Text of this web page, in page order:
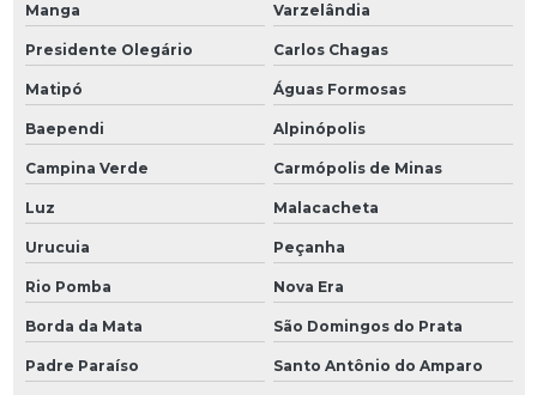
Manga Varzelândia
Presidente Olegário Carlos Chagas
Matipó Águas Formosas
Baependi Alpinópolis
Campina Verde Carmópolis de Minas
Luz Malacacheta
Urucuia Peçanha
Rio Pomba Nova Era
Borda da Mata São Domingos do Prata
Padre Paraíso Santo Antônio do Amparo